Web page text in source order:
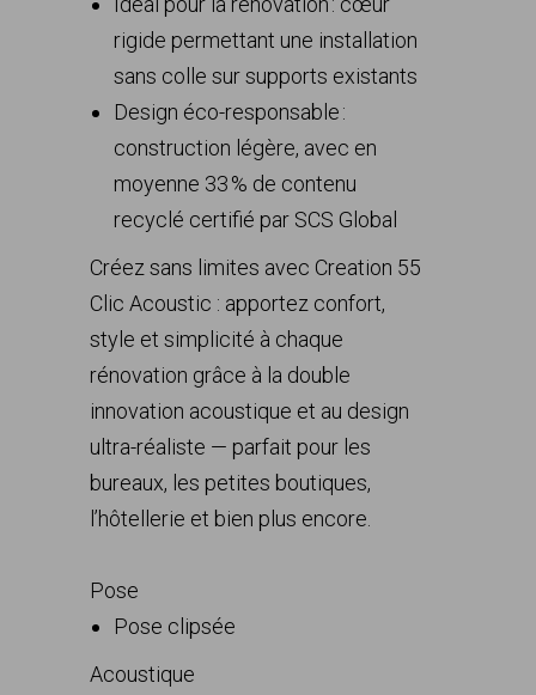
rigide permettant une installation
sans colle sur supports existants
Design éco-responsable :
construction légère, avec en
moyenne 33 % de contenu
recyclé certifié par SCS Global
Créez sans limites avec Creation 55
Clic Acoustic : apportez confort,
style et simplicité à chaque
rénovation grâce à la double
innovation acoustique et au design
ultra-réaliste — parfait pour les
bureaux, les petites boutiques,
l’hôtellerie et bien plus encore.
Pose
Pose clipsée
Acoustique